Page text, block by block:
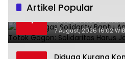
Artikel Popular
1
Ra’Nggagas
Korban
Solidaritas Harus
7 August, 2026 16:02 WIB
Diduga Kurang